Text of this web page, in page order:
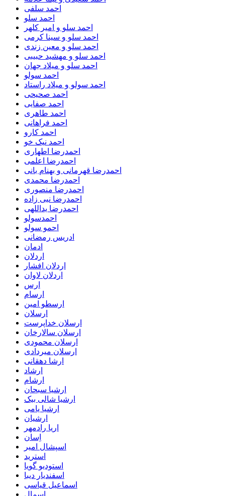
احمد سلفی
احمد سلو
احمد سلو و امیر کلهر
احمد سلو و سینا کرمی
احمد سلو و معین زندی
احمد سلو و مهشید حبیبی
احمد سلو و میلاد جهان
احمد سولو
احمد سولو و میلاد راستاد
احمد صحیحی
احمد صفایی
احمد طاهری
احمد فراهانی
احمد کارو
احمد نیک خو
احمدرضا اطهاری
احمدرضا اعلمی
احمدرضا قهرمانی و بهنام بانی
احمدرضا محمدی
احمدرضا منصوری
احمدرضا نبی زاده
احمدرضا یداللهی
احمدسولو
احمو سولو
ادریس رمضانی
ادمان
اردلان
اردلان افشار
اردلان لاوان
ارس
ارسام
ارسطو امین
ارسلان
ارسلان خداپرست
ارسلان سالارخان
ارسلان محمودی
ارسلان میردادی
ارشا دهقانی
ارشاد
ارشام
ارشیا سبحان
ارشیا شالی بیک
ارشیا یامی
ارشیان
اریا رادمهر
اِسان
اسپشال امیر
استرید
استودیو گویا
اسفندیار دیبا
اسماعیل قیاسی